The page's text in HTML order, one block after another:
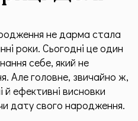
Долі"
не дарма стала
роки. Сьогодні це один
себе, який не
Але головне, звичайно ж,
й ефективні висновки
дату свого народження.